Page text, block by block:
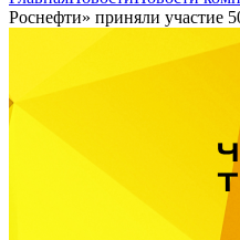
Роснефти» приняли участие